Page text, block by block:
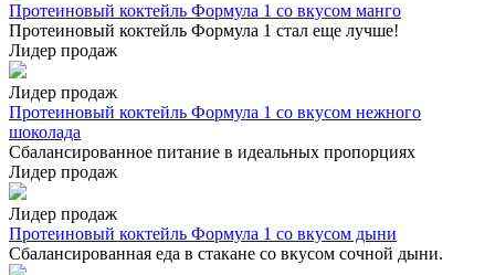
Протеиновый коктейль Формула 1 со вкусом манго
Протеиновый коктейль Формула 1 стал еще лучше!
Лидер продаж
Лидер продаж
Протеиновый коктейль Формула 1 со вкусом нежного
шоколада
Сбалансированное питание в идеальных пропорциях
Лидер продаж
Лидер продаж
Протеиновый коктейль Формула 1 со вкусом дыни
Сбалансированная еда в стакане со вкусом сочной дыни.